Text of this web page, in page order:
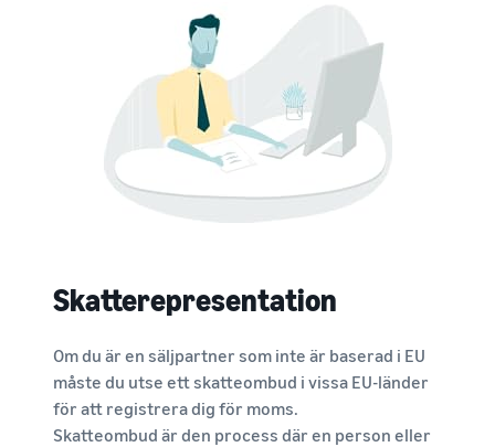
Skatterepresentation
Om du är en säljpartner som inte är baserad i EU
måste du utse ett skatteombud i vissa EU-länder
för att registrera dig för moms.
Skatteombud är den process där en person eller